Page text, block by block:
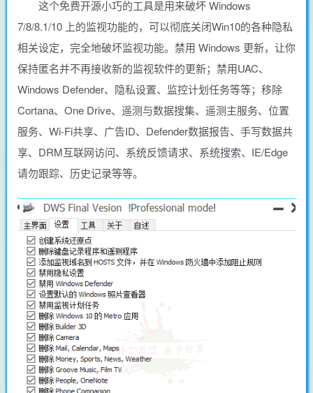
这个免费开源小巧的工具是用来破坏 Windows
7/8/8.1/10 上的监视功能的，可以彻底关闭Win10的各种隐私
相关设定，完全地破坏监视功能。禁用 Windows 更新，让你
保持匿名并不再接收新的监视软件的更新；禁用UAC、
Windows Defender、隐私设置、监控计划任务等等；移除
Cortana、One Drive、遥测与数据搜集、遥测主服务、位置
服务、Wi-Fi共享、广告ID、Defender数据报告、手写数据共
享、DRM互联网访问、系统反馈请求、系统搜索、IE/Edge
请勿跟踪、历史记录等等。